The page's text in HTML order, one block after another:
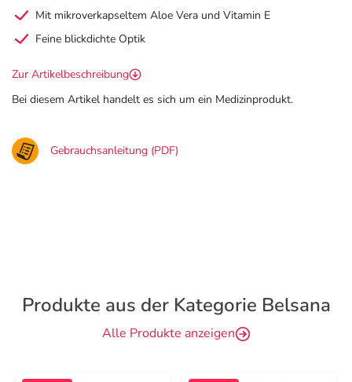
Mit mikroverkapseltem Aloe Vera und Vitamin E
Feine blickdichte Optik
Zur Artikelbeschreibung
Bei diesem Artikel handelt es sich um ein Medizinprodukt.
Gebrauchsanleitung (PDF)
Produkte aus der Kategorie Belsana
Alle Produkte anzeigen